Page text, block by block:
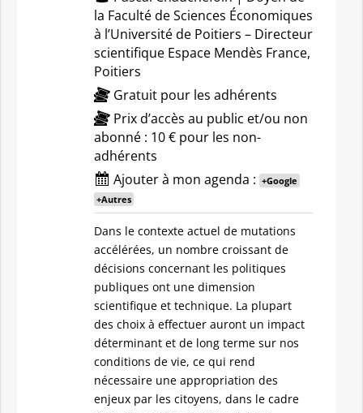
la Faculté de Sciences Économiques
à l’Université de Poitiers – Directeur
scientifique Espace Mendès France,
Poitiers
Gratuit pour les adhérents
Prix d’accès au public et/ou non
abonné : 10 € pour les non-
adhérents
Ajouter à mon agenda : +Google
+Autres
Dans le contexte actuel de mutations
accélérées, un nombre croissant de
décisions concernant les politiques
publiques ont une dimension
scientifique et technique. La plupart
des choix à effectuer auront un impact
déterminant et de long terme sur nos
conditions de vie, ce qui rend
nécessaire une appropriation des
enjeux par les citoyens, dans le cadre